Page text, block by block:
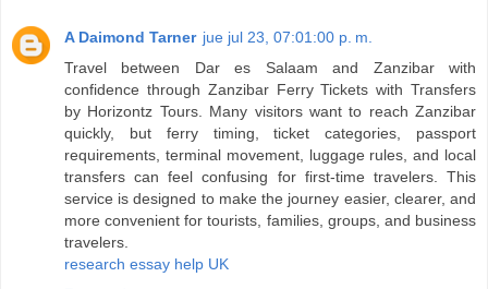
A Daimond Tarner jue jul 23, 07:01:00 p. m.
Travel between Dar es Salaam and Zanzibar with
confidence through Zanzibar Ferry Tickets with Transfers
by Horizontz Tours. Many visitors want to reach Zanzibar
quickly, but ferry timing, ticket categories, passport
requirements, terminal movement, luggage rules, and local
transfers can feel confusing for first-time travelers. This
service is designed to make the journey easier, clearer, and
more convenient for tourists, families, groups, and business
travelers.
research essay help UK